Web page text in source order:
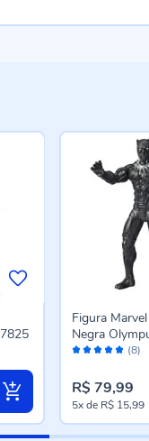
Avaliação: (8)
Figura
Negra
E5581
R$ 79,99
5xde R$ 15,99